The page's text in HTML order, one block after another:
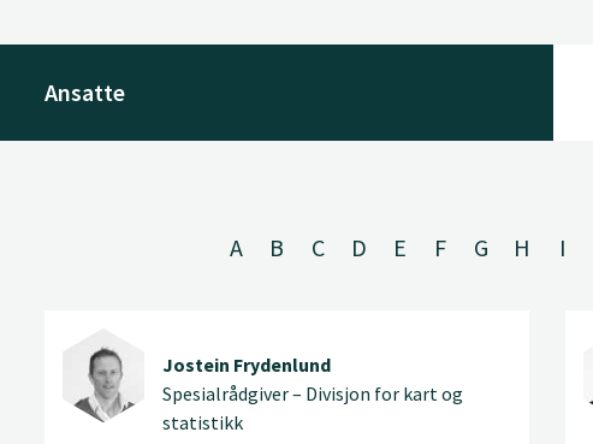
Ansatte
A B C D E F G H I
Jostein Frydenlund
Spesialrådgiver – Divisjon for kart og
statistikk